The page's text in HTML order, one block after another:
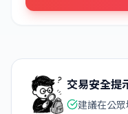
交易安全提
建議在公